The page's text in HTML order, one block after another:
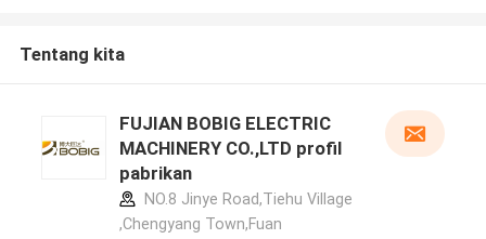
Tentang kita
FUJIAN BOBIG ELECTRIC
MACHINERY CO.,LTD profil
pabrikan
NO.8 Jinye Road,Tiehu Village
,Chengyang Town,Fuan